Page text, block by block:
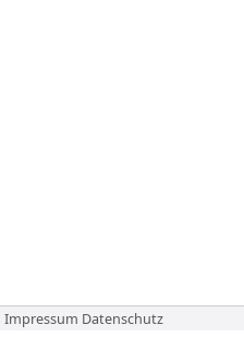
Impressum Datenschutz